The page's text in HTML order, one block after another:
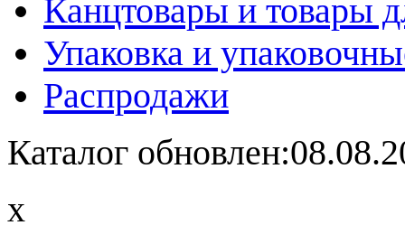
Канцтовары и товары
Упаковка и
Распродажи
Каталог
x